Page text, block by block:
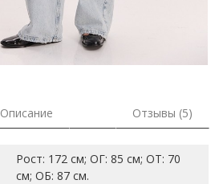
Описание Отзывы (5)
Рост: 172 см; ОГ: 85 см; ОТ: 70
см; ОБ: 87 см.